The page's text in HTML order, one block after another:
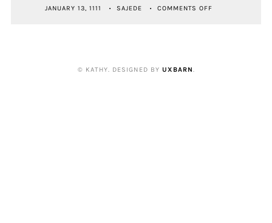
JANUARY 13, 1111 SAJEDE COMMENTS OFFON
© KATHY. DESIGNED BY UXBARN.